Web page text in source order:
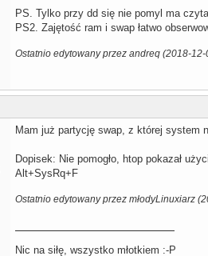
PS. Tylko przy dd się nie pomyl ma
PS2. Zajętość ram i swap łatwo
Ostatnio edytowany przez andreq (2018-
Mam już partycję swap, z której system
Dopisek: Nie pomogło, htop pokazał
Alt+SysRq+F
Ostatnio edytowany przez młodyLinuxiarz
Nic na siłę, wszystko młotkiem :-P